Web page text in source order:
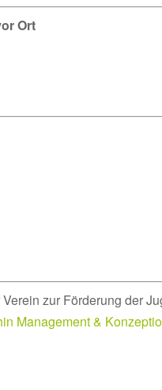
Ort
zur Förderung der
Management &